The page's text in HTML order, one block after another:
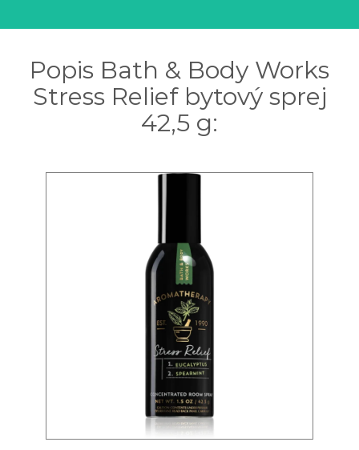
Popis Bath & Body Works
Stress Relief bytový sprej
42,5 g: